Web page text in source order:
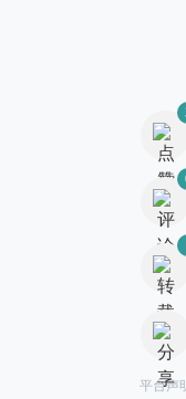
平台声明